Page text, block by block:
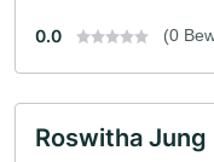
0.0 (0
Roswitha Jung